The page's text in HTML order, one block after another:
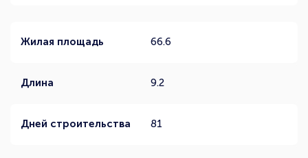
Жилая площадь 66.6
Длина 9.2
Дней строительства 81